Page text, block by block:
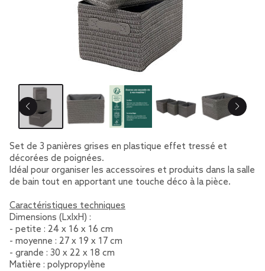
Set de 3 panières grises en plastique effet tressé et
décorées de poignées.
Idéal pour organiser les accessoires et produits dans la salle
de bain tout en apportant une touche déco à la pièce.
Caractéristiques techniques
Dimensions (LxlxH) :
- petite : 24 x 16 x 16 cm
- moyenne : 27 x 19 x 17 cm
- grande : 30 x 22 x 18 cm
Matière : polypropylène